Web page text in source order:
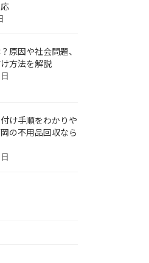
原因や社会問題、
方法を解説
け手順をわかりや
の不用品回収なら